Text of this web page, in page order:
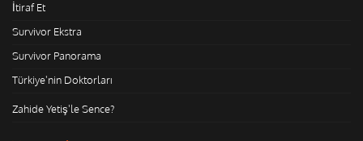
İtiraf Et
Survivor Ekstra
Survivor Panorama
Türkiye'nin Doktorları
Zahide Yetiş'le Sence?